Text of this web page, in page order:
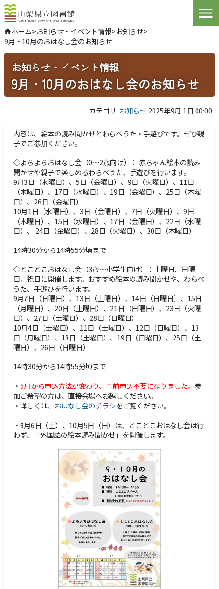
Open
やさしい日本語
よくある質問
お問い合わせ
ログインする
文字サイズ 拡大
縮小
背景色指定
標準
ふりがな
表示
音声
読み上げ
障害のある方へ
交通・アクセス
ホーム>お知らせ・イベント情報>お知らせ>
9月・10月のおはなし会のお知らせ
お知らせ・イベント情報
9月・10月のおはなし会のお知らせ
カテゴリ: お知らせ2025年9月 1日 00:00
内容は、絵本の読み聞かせとわらべうた・手遊びです。ぜひ親
子でご参加ください。
◇よちよちおはなし会（0～2歳向け）： 赤ちゃん絵本の読み
聞かせや親子で楽しめるわらべうた、手遊びを行います。
9月3日（水曜日）、5日（金曜日）、9日（火曜日）、11日
（木曜日）、17日（水曜日）、19日（金曜日）、25日（木曜
日）、26日（金曜日）
10月1日（水曜日）、3日（金曜日）、7日（火曜日）、9日
（木曜日）、15日（水曜日）、17日（金曜日）、22日（水曜
日）、 24日（金曜日）、28日（火曜日）、30日（木曜日）
14時30分から14時55分頃まで
◇とことこおはなし会（3歳～小学生向け）：土曜日、日曜
日、祝日に開催します。おすすめ絵本の読み聞かせや、わらべ
うた、手遊びを行います。
9月7日（日曜日）、13日（土曜日）、14日（日曜日）、15日
（月曜日）、20日（土曜日）、21日（日曜日）、23日（火曜
日）、27日（土曜日）、28日（日曜日）
10月4日（土曜日）、11日（土曜日）、12日（日曜日）、13
日（月曜日）、18日（土曜日）、19日（日曜日）、25日（土
曜日）、26日（日曜日）
14時30分から14時55分頃まで
・5月から申込方法が変わり、事前申込不要になりました。参
加ご希望の方は、直接会場へお越しください。
・詳しくは、 おはなし会のチラシをご覧ください。
・9月6日（土）、10月5日（日）は、とことこおはなし会は行
わず、「外国語の絵本読み聞かせ」を開催します。